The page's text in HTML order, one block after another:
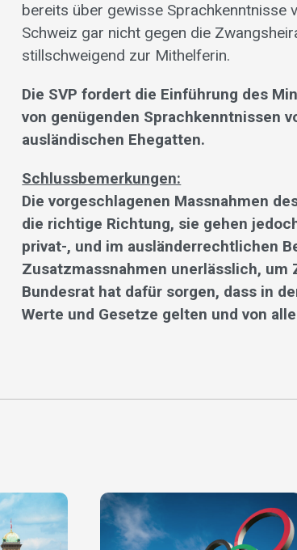
bereits über gewisse Sprachkenntnisse
Schweiz gar nicht gegen die
stillschweigend zur Mithelferin.
Die SVP fordert die Einführung des
von genügenden Sprachkenntnissen
ausländischen Ehegatten.
Schlussbemerkungen:
Die vorgeschlagenen Massnahmen
die richtige Richtung, sie gehen
privat-, und im ausländerrechtlichen
Zusatzmassnahmen unerlässlich, um
Bundesrat hat dafür sorgen, dass in
Werte und Gesetze gelten und von